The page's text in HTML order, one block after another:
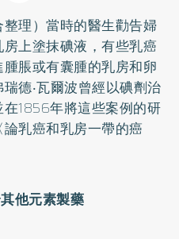
整理）當時的醫生勸告婦
上塗抹碘液，有些乳癌
脹或有囊腫的乳房和卵
德‧瓦爾波曾經以碘劑治
1856年將這些案例的研
乳癌和乳房一帶的癌
他元素製藥